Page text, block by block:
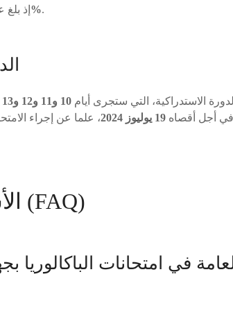
إذ 67,76%.
الاستدراكية، التي ستجرى أيام 10 و11 و12 و13 يوليوز 2024
في أجل أقصاه 19 يوليوز 2024 ، علما عن إجراء
الأسئلة الشائعة (FAQ)
في امتحانات الباكالوريا